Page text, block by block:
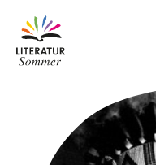
Zum Inhalt springen